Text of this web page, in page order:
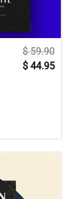
$59.90
El
precio
$ 44.95El
precio